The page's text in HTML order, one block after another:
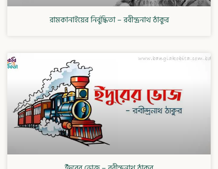
রামকানাইয়ের নির্বুদ্ধিতা – রবীন্দ্রনাথ ঠাকুর